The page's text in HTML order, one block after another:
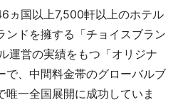
ヵ国以上7,500軒以上のホテル
ンドを擁する「チョイスブラン
運営の実績をもつ「オリジナ
で、中間料金帯のグローバルブ
一全国展開に成功していま